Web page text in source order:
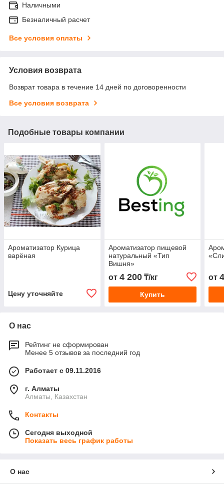
Наличными
Безналичный расчет
Все условия оплаты
Условия возврата
Возврат товара в течение 14 дней по договоренности
Все условия возврата
Подобные товары компании
Ароматизатор Курица
варёная
Цену уточняйте
Ароматизатор пищевой
натуральный «Тип
Вишня»
от 4 200₸/кг
Купить
от
О нас
Рейтинг не сформирован
Менее 5 отзывов за последний год
Работает с 09.11.2016
г. Алматы
Алматы, Казахстан
Контакты
Сегодня выходной
Показать весь график работы
О нас